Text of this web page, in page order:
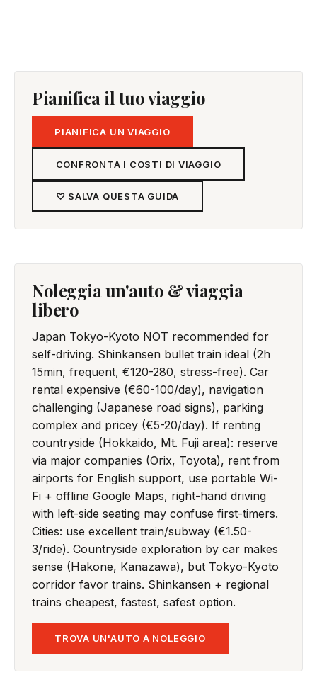
Pianifica il tuo viaggio
PIANIFICA UN VIAGGIO
CONFRONTA I COSTI DI VIAGGIO
♡ SALVA QUESTA GUIDA
Noleggia un'auto & viaggia
libero
Japan Tokyo-Kyoto NOT recommended for
self-driving. Shinkansen bullet train ideal (2h
15min, frequent, €120-280, stress-free). Car
rental expensive (€60-100/day), navigation
challenging (Japanese road signs), parking
complex and pricey (€5-20/day). If renting
countryside (Hokkaido, Mt. Fuji area): reserve
via major companies (Orix, Toyota), rent from
airports for English support, use portable Wi-
Fi + offline Google Maps, right-hand driving
with left-side seating may confuse first-timers.
Cities: use excellent train/subway (€1.50-
3/ride). Countryside exploration by car makes
sense (Hakone, Kanazawa), but Tokyo-Kyoto
corridor favor trains. Shinkansen + regional
trains cheapest, fastest, safest option.
TROVA UN'AUTO A NOLEGGIO